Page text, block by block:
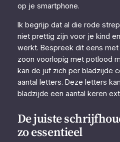
op je smartphone.
Ik begrijp dat al die rode
niet prettig zijn voor je kind
werkt. Bespreek dit eens
zoon voorlopig met potlood
kan de juf zich per bladzijde
aantal letters. Deze letters
bladzijde een aantal keren
De juiste
zo essentieel